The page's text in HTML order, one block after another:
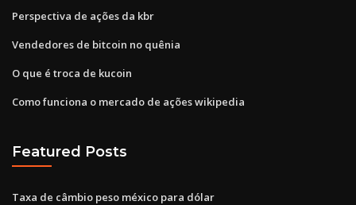
Perspectiva de ações da kbr
Vendedores de bitcoin no quênia
O que é troca de kucoin
Como funciona o mercado de ações wikipedia
Featured Posts
Taxa de câmbio peso méxico para dólar